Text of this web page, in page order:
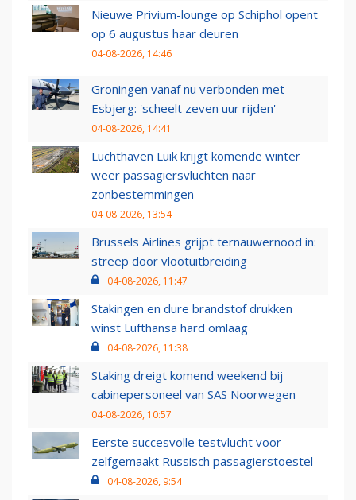
Nieuwe Privium-lounge op Schiphol opent
op 6 augustus haar deuren
04-08-2026, 14:46
Groningen vanaf nu verbonden met
Esbjerg: 'scheelt zeven uur rijden'
04-08-2026, 14:41
Luchthaven Luik krijgt komende winter
weer passagiersvluchten naar
zonbestemmingen
04-08-2026, 13:54
Brussels Airlines grijpt ternauwernood in:
streep door vlootuitbreiding
04-08-2026, 11:47
Stakingen en dure brandstof drukken
winst Lufthansa hard omlaag
04-08-2026, 11:38
Staking dreigt komend weekend bij
cabinepersoneel van SAS Noorwegen
04-08-2026, 10:57
Eerste succesvolle testvlucht voor
zelfgemaakt Russisch passagierstoestel
04-08-2026, 9:54